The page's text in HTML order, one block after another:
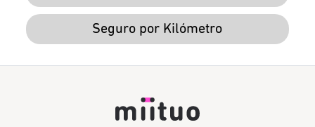
Seguro por Kilómetro